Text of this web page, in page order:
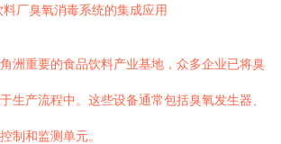
厂臭氧消毒系统的集成应用
洲重要的食品饮料产业基地，众多企业已将臭
生产流程中。这些设备通常包括臭氧发生器、
制和监测单元。